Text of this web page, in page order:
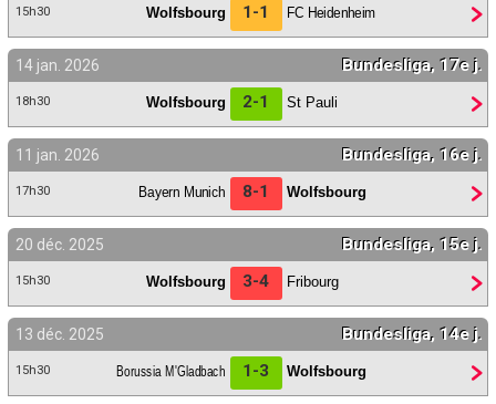
15h30 Wolfsbourg 1-1 FC Heidenheim
14 jan. 2026 Bundesliga, 17e j.
18h30 Wolfsbourg 2-1 St Pauli
11 jan. 2026 Bundesliga, 16e j.
17h30 Bayern Munich 8-1 Wolfsbourg
20 déc. 2025 Bundesliga, 15e j.
15h30 Wolfsbourg 3-4 Fribourg
13 déc. 2025 Bundesliga, 14e j.
15h30 Borussia M'Gladbach 1-3 Wolfsbourg